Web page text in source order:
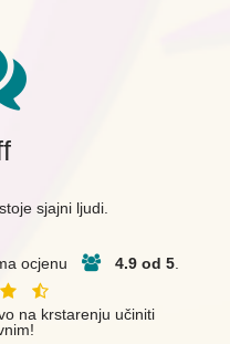
sjajni ljudi.
ocjenu 4.9 od 5.
na krstarenju učiniti